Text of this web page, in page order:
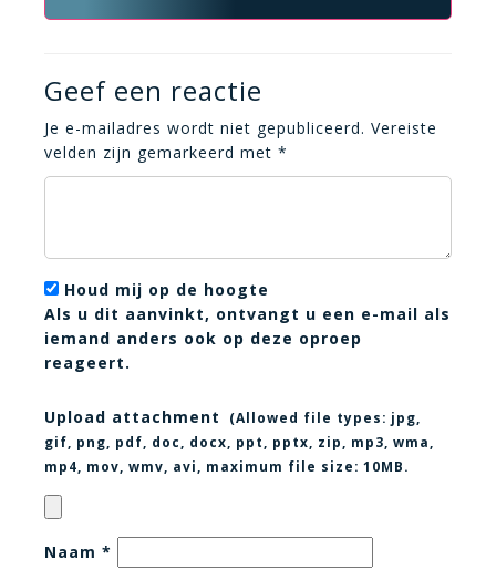
Geef een reactie
Je e-mailadres wordt niet gepubliceerd. Vereiste
velden zijn gemarkeerd met *
Houd mij op de hoogte
Als u dit aanvinkt, ontvangt u een e-mail als
iemand anders ook op deze oproep
reageert.
Upload attachment (Allowed file types: jpg,
gif, png, pdf, doc, docx, ppt, pptx, zip, mp3, wma,
mp4, mov, wmv, avi
, maximum file size: 10MB.
Naam *